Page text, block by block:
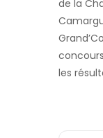
de la
les